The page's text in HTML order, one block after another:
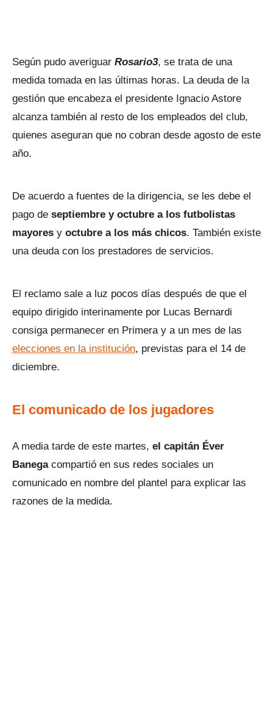
Según pudo averiguar Rosario3, se trata de una
medida tomada en las últimas horas. La deuda de la
gestión que encabeza el presidente Ignacio Astore
alcanza también al resto de los empleados del club,
quienes aseguran que no cobran desde agosto de este
año.
De acuerdo a fuentes de la dirigencia, se les debe el
pago de septiembre y octubre a los futbolistas
mayores y octubre a los más chicos. También existe
una deuda con los prestadores de servicios.
El reclamo sale a luz pocos días después de que el
equipo dirigido interinamente por Lucas Bernardi
consiga permanecer en Primera y a un mes de las
elecciones en la institución, previstas para el 14 de
diciembre.
El comunicado de los jugadores
A media tarde de este martes, el capitán Éver
Banegacompartió en sus redes sociales un
comunicado en nombre del plantel para explicar las
razones de la medida.